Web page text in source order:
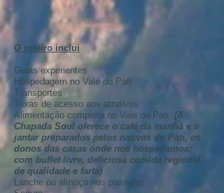
O roteiro inclui
Guias experientes
Hospedagem no Vale do Pati
Transportes
Taxas de acesso aos atrativos
Alimentação completa no Vale do Pati
(A
Chapada Soul oferece o café da manhã e o
jantar preparados pelos nativos do Pati, os
donos das casas onde nos hospedamos;
com buffet livre, deliciosa comida regional,
de qualidade e farta)
Lanche ou almoço nos passeios